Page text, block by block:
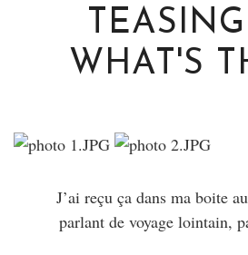
WHAT'S
J’ai reçu ça dans ma boite
parlant de voyage lointain,